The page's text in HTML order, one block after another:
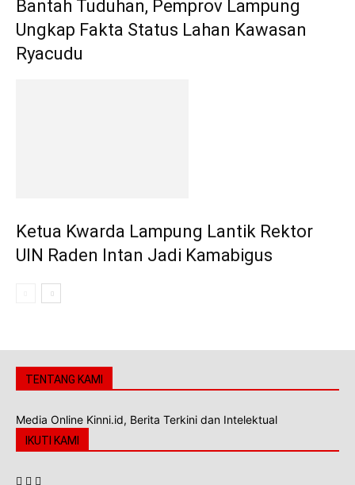
Bantah Tuduhan, Pemprov Lampung
Ungkap Fakta Status Lahan Kawasan
Ryacudu
Ketua Kwarda Lampung Lantik Rektor
UIN Raden Intan Jadi Kamabigus
TENTANG KAMI
Media Online Kinni.id, Berita Terkini dan Intelektual
IKUTI KAMI